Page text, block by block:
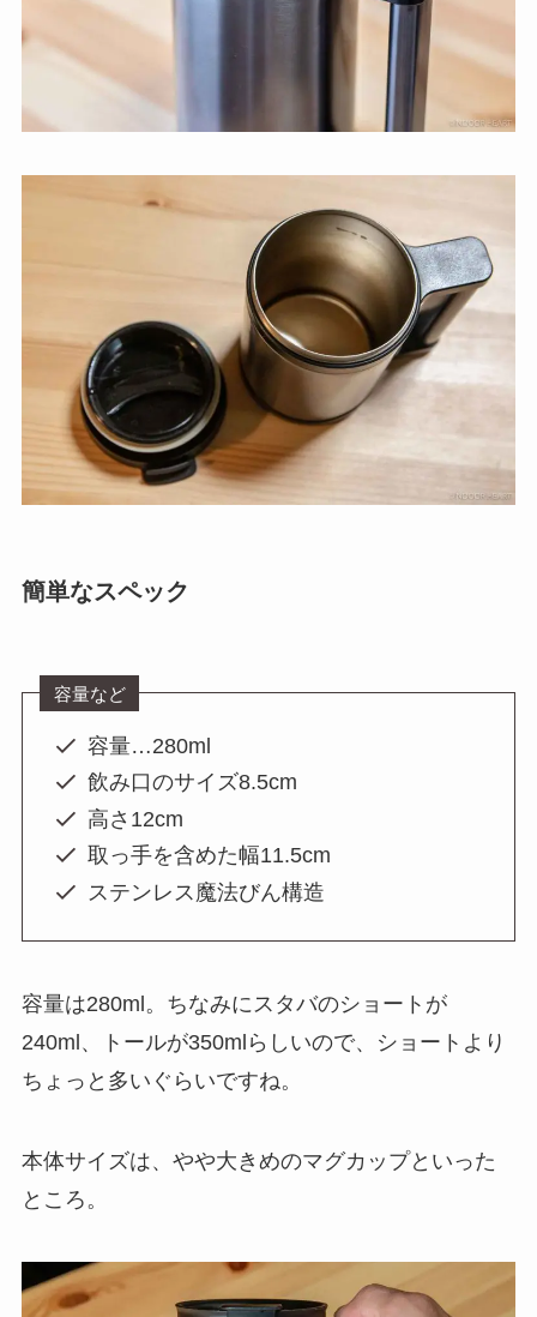
簡単なスペック
容量など
容量…280ml
飲み口のサイズ8.5cm
高さ12cm
取っ手を含めた幅11.5cm
ステンレス魔法びん構造
容量は280ml。ちなみにスタバのショートが
240ml、トールが350mlらしいので、ショートより
ちょっと多いぐらいですね。
本体サイズは、やや大きめのマグカップといった
ところ。